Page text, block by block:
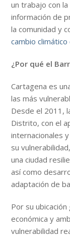
un trabajo con
información de
la comunidad y
cambio
¿Por qué el
Cartagena es
las más
Desde el 2011,
Distrito, con el
internacionales
su
una ciudad
así como
adaptación de
Por su
económica y
vulnerabilidad